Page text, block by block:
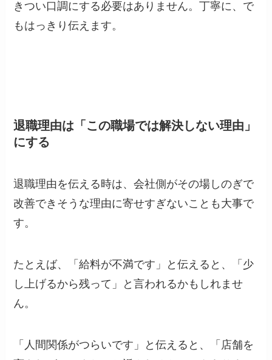
きつい口調にする必要はありません。丁寧に、で
もはっきり伝えます。
退職理由は「この職場では解決しない理由」
にする
退職理由を伝える時は、会社側がその場しのぎで
改善できそうな理由に寄せすぎないことも大事で
す。
たとえば、「給料が不満です」と伝えると、「少
し上げるから残って」と言われるかもしれませ
ん。
「人間関係がつらいです」と伝えると、「店舗を